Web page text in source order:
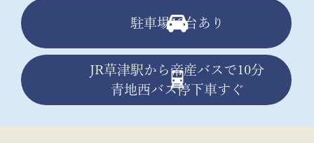
駐車場13台あり
JR草津駅から帝産バスで10分
青地西バス停下車すぐ